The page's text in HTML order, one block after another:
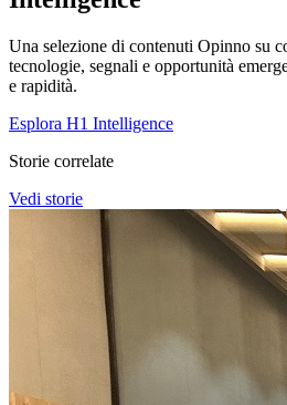
Una selezione di contenuti Opinno su
tecnologie, segnali e opportunità
e rapidità.
Esplora H1 Intelligence
Storie correlate
Vedi storie